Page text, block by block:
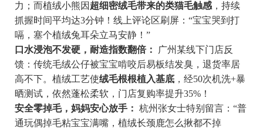
力；而植绒小熊因 超细密绒毛带来的类猫毛触感，持续
抓握时间平均达3分钟！线上评论区刷屏：“宝宝哭到打
嗝，塞个植绒兔耳朵立马安静！”
口水浸泡不发硬，耐造指数翻倍：
广州某线下门店反
馈：传统毛绒公仔被宝宝啃咬后易板结发臭，退货率居
高不下。植绒工艺使绒毛根根植入基底，经50次机洗+暴
晒测试，依然蓬松柔软，门店复购率提升35%！
安全零掉毛，妈妈安心放手： 杭州张女士特别留言：“普
通玩偶掉毛粘宝宝满嘴，植绒长颈鹿怎么揪都不掉